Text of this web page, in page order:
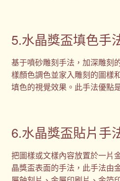
5.水晶獎盃填色手
基于噴砂雕刻手法，加深雕刻
樣顏色調色並家入雕刻的圖樣
填色的視覺效果。此手法優點
6.水晶獎盃貼片手
把圖樣或文樣內容放置於一片
晶獎盃表面的手法，此手法由